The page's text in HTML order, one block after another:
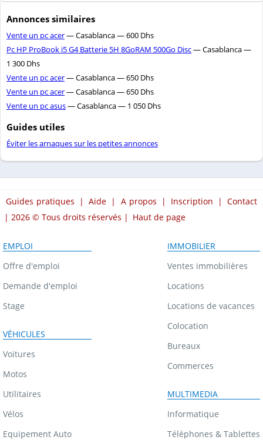
Annonces similaires
Vente un pc acer— Casablanca — 600 Dhs
Pc HP ProBook i5 G4 Batterie 5H 8GoRAM 500Go Disc— Casablanca —
1 300 Dhs
Vente un pc acer— Casablanca — 650 Dhs
Vente un pc acer— Casablanca — 650 Dhs
Vente un pc asus— Casablanca — 1 050 Dhs
Guides utiles
Éviter les arnaques sur les petites annonces
Guides pratiques | Aide | A propos | Inscription | Contact
| 2026 © Tous droits réservés | Haut de page
EMPLOI
Offre d'emploi
Demande d'emploi
Stage
VÉHICULES
Voitures
Motos
Utilitaires
Vélos
Equipement Auto
IMMOBILIER
Ventes immobilières
Locations
Locations de vacances
Colocation
Bureaux
Commerces
MULTIMEDIA
Informatique
Téléphones & Tablettes